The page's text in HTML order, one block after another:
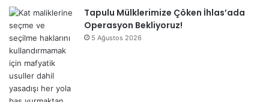
Tapulu Mülklerimize Çöken İhlas’ada
Operasyon Bekliyoruz!
5 Ağustos 2026